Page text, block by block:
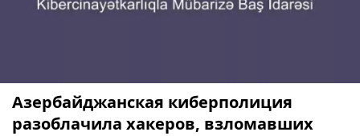
Азербайджанская киберполиция
разоблачила хакеров, взломавших